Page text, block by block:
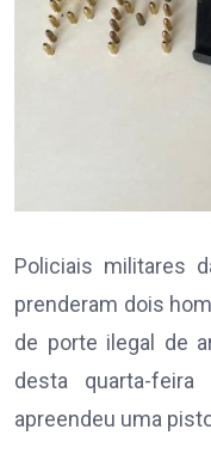
Policiais militares
prenderam dois
de porte ilegal de
desta quarta-
apreendeu uma